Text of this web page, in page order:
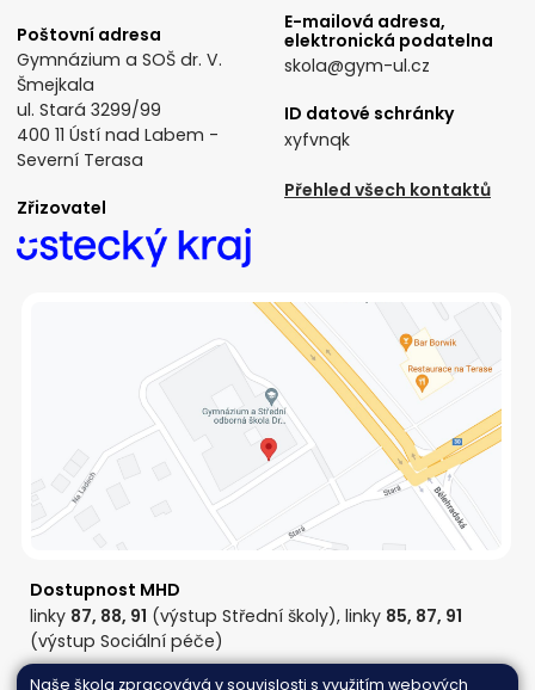
Poštovní adresa
Gymnázium a SOŠ dr. V.
Šmejkala
ul. Stará 3299/99
400 11 Ústí nad Labem -
Severní Terasa
Zřizovatel
E-mailová adresa,
elektronická podatelna
skola@gym-ul.cz
ID datové schránky
xyfvnqk
Přehled všech kontaktů
Dostupnost MHD
linky 87, 88, 91 (výstup Střední školy), linky 85, 87, 91
(výstup Sociální péče)
Naše škola zpracovává v souvislosti s využitím webových